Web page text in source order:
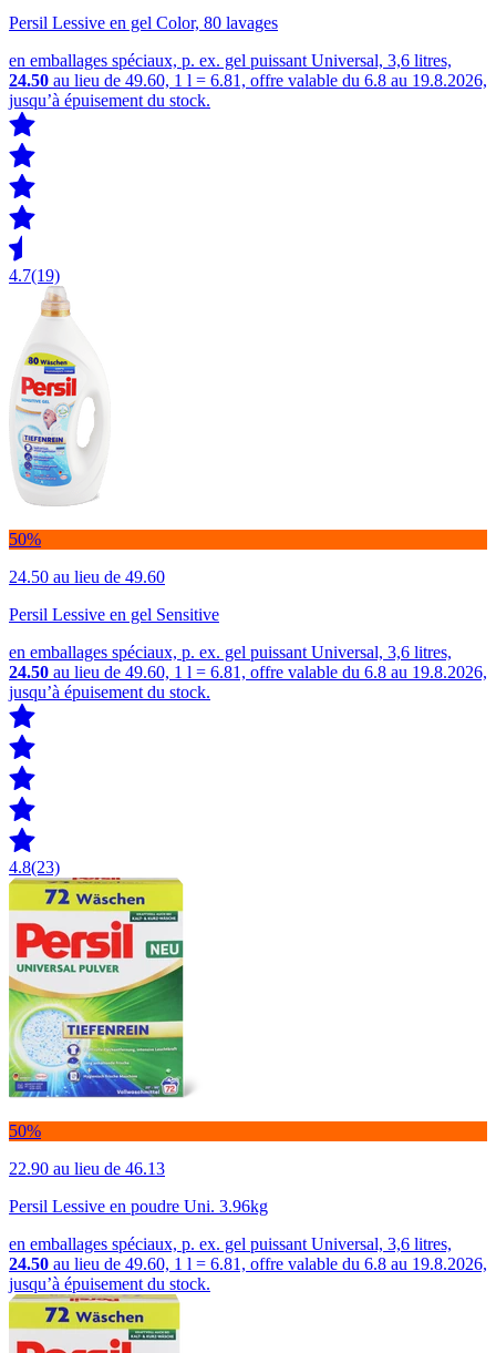
Persil Lessive en gel Color, 80 lavages
en emballages spéciaux, p. ex. gel puissant Universal, 3,6 litres,
24.50 au lieu de 49.60, 1 l = 6.81, offre valable du 6.8 au 19.8.2026,
jusqu’à épuisement du stock.
4.7(19)
50%
24.50 au lieu de 49.60
Persil Lessive en gel Sensitive
en emballages spéciaux, p. ex. gel puissant Universal, 3,6 litres,
24.50 au lieu de 49.60, 1 l = 6.81, offre valable du 6.8 au 19.8.2026,
jusqu’à épuisement du stock.
4.8(23)
50%
22.90 au lieu de 46.13
Persil Lessive en poudre Uni. 3.96kg
en emballages spéciaux, p. ex. gel puissant Universal, 3,6 litres,
24.50 au lieu de 49.60, 1 l = 6.81, offre valable du 6.8 au 19.8.2026,
jusqu’à épuisement du stock.